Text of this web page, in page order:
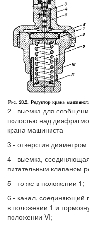
2 - выемка для
полостью над
крана машиниста;
3 - отверстия
4 - выемка,
питательным клапаном
5 - то же в положении 1;
6 - канал, соединяющий
в положении 1 и
положении VI;